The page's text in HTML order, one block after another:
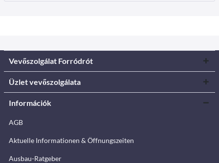
Vevőszolgálat Forródrót
Üzlet vevőszolgálata
Információk
AGB
Aktuelle Informationen & Öffnungszeiten
Ausbau-Ratgeber